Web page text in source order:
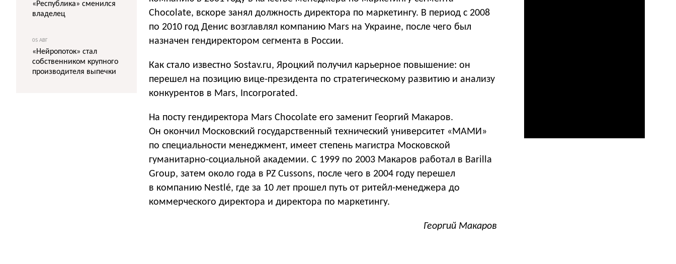
Chocolate, вскоре занял должность директора по маркетингу. В период с 2008
по 2010 год Денис возглавлял компанию Mars на Украине, после чего был
назначен гендиректором сегмента в России.
Как стало известно Sostav.ru, Яроцкий получил карьерное повышение: он
перешел на позицию вице-президента по стратегическому развитию и анализу
конкурентов в Mars, Incorporated.
На посту гендиректора Mars Chocolate его заменит Георгий Макаров.
Он окончил Московский государственный технический университет «МАМИ»
по специальности менеджмент, имеет степень магистра Московской
гуманитарно-социальной академии. С 1999 по 2003 Макаров работал в Barilla
Group, затем около года в PZ Cussons, после чего в 2004 году перешел
в компанию Nestlé, где за 10 лет прошел путь от ритейл-менеджера до
коммерческого директора и директора по маркетингу.
Георгий Макаров
«Республика» сменился
владелец
05 АВГ
«Нейропоток» стал
собственником крупного
производителя выпечки